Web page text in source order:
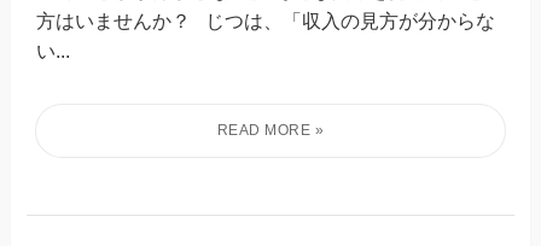
方はいませんか？ じつは、「収入の見方が分からな
い...